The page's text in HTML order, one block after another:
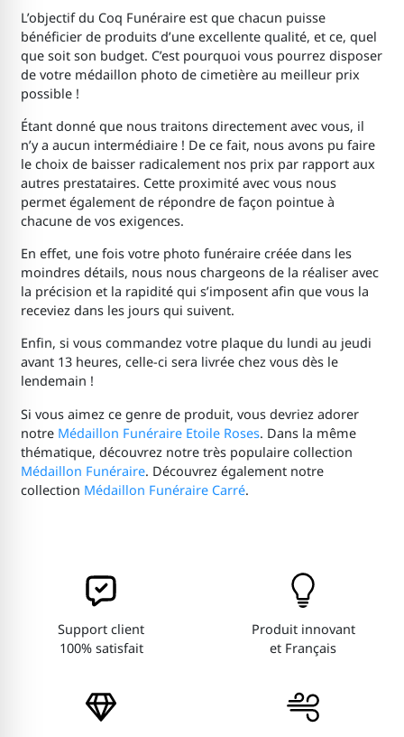
L’objectif du Coq Funéraire est que chacun puisse
bénéficier de produits d’une excellente qualité, et ce, quel
que soit son budget. C’est pourquoi vous pourrez disposer
de votre médaillon photo de cimetière au meilleur prix
possible !
Étant donné que nous traitons directement avec vous, il
n’y a aucun intermédiaire ! De ce fait, nous avons pu faire
le choix de baisser radicalement nos prix par rapport aux
autres prestataires. Cette proximité avec vous nous
permet également de répondre de façon pointue à
chacune de vos exigences.
En effet, une fois votre photo funéraire créée dans les
moindres détails, nous nous chargeons de la réaliser avec
la précision et la rapidité qui s’imposent afin que vous la
receviez dans les jours qui suivent.
Enfin, si vous commandez votre plaque du lundi au jeudi
avant 13 heures, celle-ci sera livrée chez vous dès le
lendemain !
Si vous aimez ce genre de produit, vous devriez adorer
notre Médaillon Funéraire Etoile Roses. Dans la même
thématique, découvrez notre très populaire collection
Médaillon Funéraire. Découvrez également notre
collection Médaillon Funéraire Carré.
Support client
100% satisfait
Produit innovant
et Français